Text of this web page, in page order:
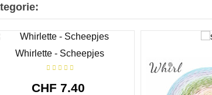
Whirlette - Scheepjes
CHF 7.40